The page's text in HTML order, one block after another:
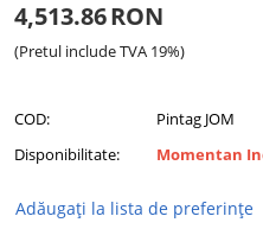
4,513.86RON
(Pretul include TVA 19%)
COD:
Pintag JOM
Disponibilitate:
Momentan
Adăugați la lista de preferințe